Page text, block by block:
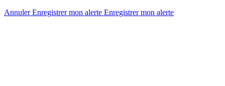
AnnulerEnregistrer mon alerte Enregistrermon alerte